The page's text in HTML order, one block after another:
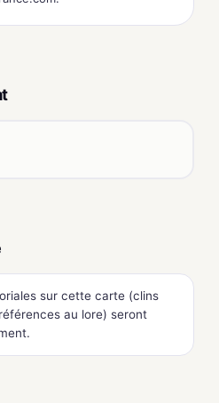
sur cette carte (clins
au lore) seront